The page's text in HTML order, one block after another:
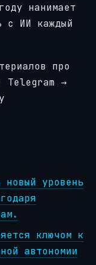
нанимает
с ИИ каждый
про
Telegram →
новый уровень
ключом к
автономии